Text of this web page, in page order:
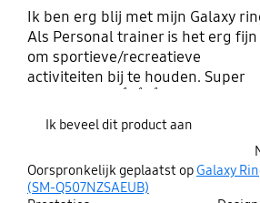
Ik ben erg blij met mijn Galaxy
Als Personal trainer is het erg fijn
om sportieve/recreatieve
activiteiten bij te houden. Super
Ik beveel dit product aan
Oorspronkelijk geplaatst op Galaxy
(SM-Q507NZSAEUB)